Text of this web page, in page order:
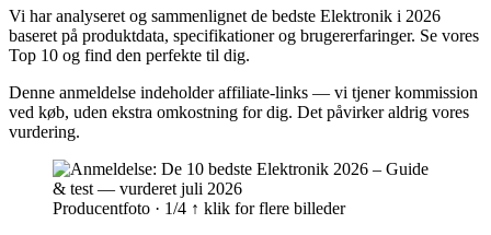
Vi har analyseret og sammenlignet de bedste Elektronik i 2026
baseret på produktdata, specifikationer og brugererfaringer. Se vores
Top 10 og find den perfekte til dig.
Denne anmeldelse indeholder affiliate-links — vi tjener kommission
ved køb, uden ekstra omkostning for dig. Det påvirker aldrig vores
vurdering.
Producentfoto · 1/4 ↑ klik for flere billeder